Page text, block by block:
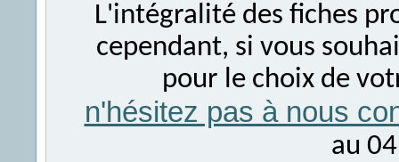
L'intégralité des fiches
cependant, si vous
pour le choix de
n'hésitez pas à nous
au